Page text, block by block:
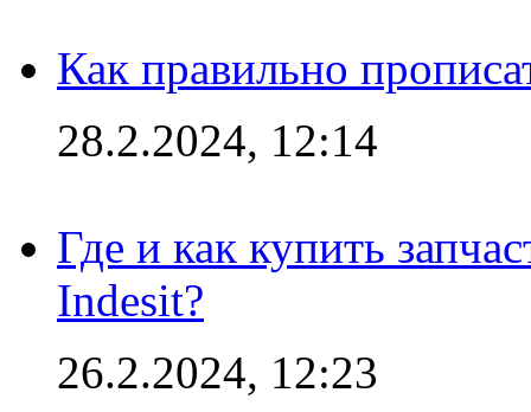
Как правильно
28.2.2024, 12:14
Где и как купить
Indesit?
26.2.2024, 12:23